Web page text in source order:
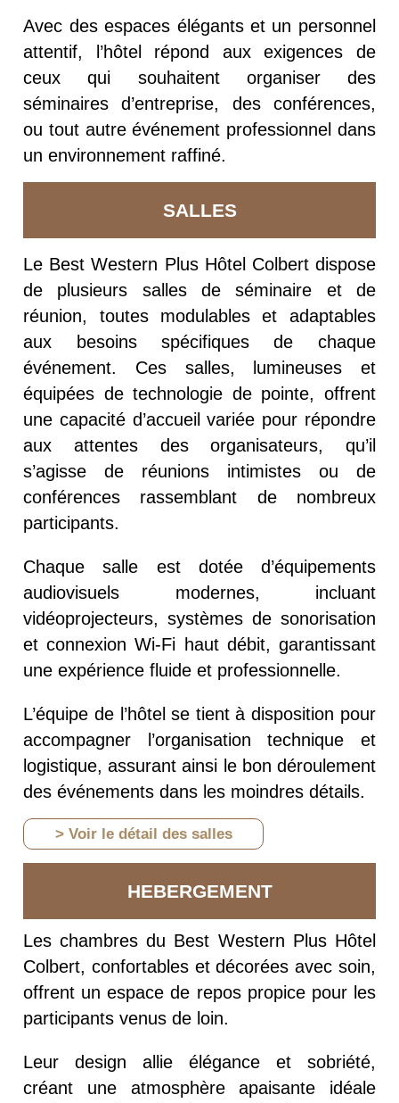
Avec des espaces élégants et un personnel
attentif, l’hôtel répond aux exigences de
ceux qui souhaitent organiser des
séminaires d’entreprise, des conférences,
ou tout autre événement professionnel dans
un environnement raffiné.
SALLES
Le Best Western Plus Hôtel Colbert dispose
de plusieurs salles de séminaire et de
réunion, toutes modulables et adaptables
aux besoins spécifiques de chaque
événement. Ces salles, lumineuses et
équipées de technologie de pointe, offrent
une capacité d’accueil variée pour répondre
aux attentes des organisateurs, qu’il
s’agisse de réunions intimistes ou de
conférences rassemblant de nombreux
participants.
Chaque salle est dotée d’équipements
audiovisuels modernes, incluant
vidéoprojecteurs, systèmes de sonorisation
et connexion Wi-Fi haut débit, garantissant
une expérience fluide et professionnelle.
L’équipe de l’hôtel se tient à disposition pour
accompagner l’organisation technique et
logistique, assurant ainsi le bon déroulement
des événements dans les moindres détails.
> Voir le détail des salles
HEBERGEMENT
Les chambres du Best Western Plus Hôtel
Colbert, confortables et décorées avec soin,
offrent un espace de repos propice pour les
participants venus de loin.
Leur design allie élégance et sobriété,
créant une atmosphère apaisante idéale